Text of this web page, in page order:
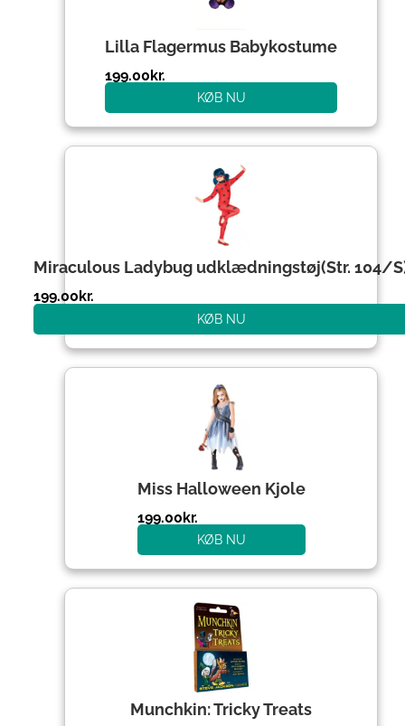
Lilla Flagermus Babykostume
199.00kr.
KØB NU
Miraculous Ladybug udklædningstøj(Str. 104/
199.00kr.
KØB NU
Miss Halloween Kjole
199.00kr.
KØB NU
Munchkin: Tricky Treats